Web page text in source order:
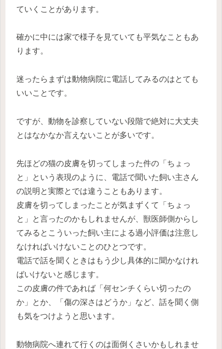
ていくことがあります。
確かに中には家で様子を見ていても平気なこともあ
ります。
迷ったらまずは動物病院に電話してみるのはとても
いいことです。
ですが、動物を診察していない段階で絶対に大丈夫
とはなかなか言えないことが多いです。
先ほどの猫の皮膚を切ってしまった件の「ちょっ
と」という表現のように、電話で聞いた飼い主さん
の説明と実際とでは違うこともあります。
皮膚を切ってしまったことが気まずくて「ちょっ
と」と言ったのかもしれませんが、獣医師側からし
てみるとこういった飼い主による過小評価は注意し
なければいけないことのひとつです。
電話で話を聞くときはもう少し具体的に聞かなけれ
ばいけないと感じます。
この皮膚の件であれば「何センチくらい切ったの
か」とか、「傷の深さはどうか」など、話を聞く側
も気をつけようと思います。
動物病院へ連れて行くのは面倒くさいかもしれませ